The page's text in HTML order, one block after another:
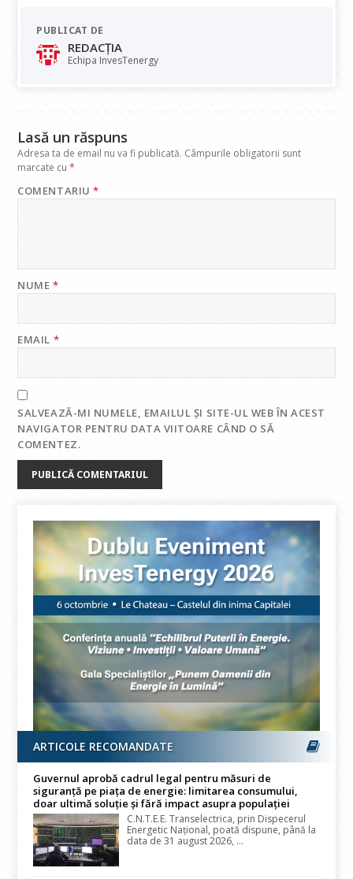
e
b
o
at
s
A dI
PUBLICAT DE
REDACȚIA
Echipa InvesTenergy
Lasă un răspuns
Adresa ta de email nu va fi publicată. Câmpurile obligatorii sunt
marcate cu*
COMENTARIU*
NUME*
EMAIL *
SALVEAZĂ-MI NUMELE, EMAILUL ȘI SITE-UL WEB ÎN ACEST
NAVIGATOR PENTRU DATA VIITOARE CÂND O SĂ
COMENTEZ.
ARTICOLE RECOMANDATE
Guvernul aprobă cadrul legal pentru măsuri de
siguranță pe piața de energie: limitarea consumului,
doar ultimă soluție și fără impact asupra populației
C.N.T.E.E. Transelectrica, prin Dispecerul
Energetic Național, poată dispune, până la
data de 31 august 2026, ...